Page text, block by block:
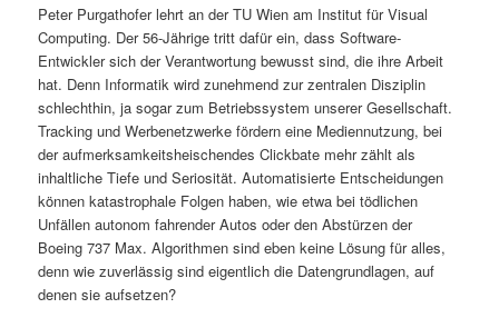
r
i
n
g
e
n
s
p
r
i
n
g
e
Peter Purgathofer lehrt an der TU Wien am Institut für Visual
Computing. Der 56-Jährige tritt dafür ein, dass Software-
Entwickler sich der Verantwortung bewusst sind, die ihre Arbeit
hat. Denn Informatik wird zunehmend zur zentralen Disziplin
schlechthin, ja sogar zum Betriebssystem unserer Gesellschaft.
Tracking und Werbenetzwerke fördern eine Mediennutzung, bei
der aufmerksamkeitsheischendes Clickbate mehr zählt als
inhaltliche Tiefe und Seriosität. Automatisierte Entscheidungen
können katastrophale Folgen haben, wie etwa bei tödlichen
Unfällen autonom fahrender Autos oder den Abstürzen der
Boeing 737 Max. Algorithmen sind eben keine Lösung für alles,
denn wie zuverlässig sind eigentlich die Datengrundlagen, auf
denen sie aufsetzen?